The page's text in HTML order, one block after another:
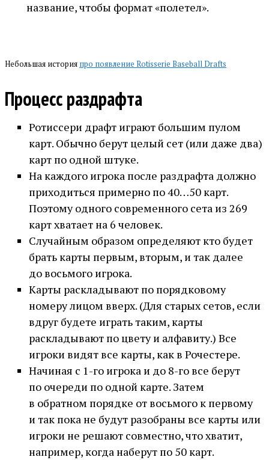
название, чтобы формат «полетел».
Небольшая история про появление Rotisserie Baseball Drafts
Процесс раздрафта
Ротиссери драфт играют большим пулом
карт. Обычно берут целый сет (или даже два)
карт по одной штуке.
На каждого игрока после раздрафта должно
приходиться примерно по 40…50 карт.
Поэтому одного современного сета из 269
карт хватает на 6 человек.
Случайным образом определяют кто будет
брать карты первым, вторым, и так далее
до восьмого игрока.
Карты раскладывают по порядковому
номеру лицом вверх. (Для старых сетов, если
вдруг будете играть таким, карты
раскладывают по цвету и алфавиту.) Все
игроки видят все карты, как в Рочестере.
Начиная с 1-го игрока и до 8-го все берут
по очереди по одной карте. Затем
в обратном порядке от восьмого к первому
и так пока не будут разобраны все карты или
игроки не решают совместно, что хватит,
например, когда наберут по 50 карт.